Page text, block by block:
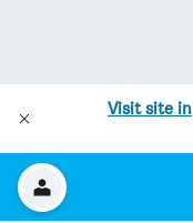
Visit site in